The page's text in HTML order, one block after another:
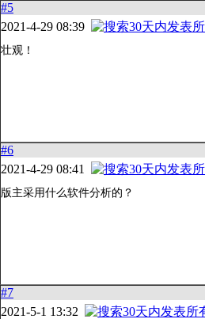
#5
2021-4-29 08:39
壮观！
#6
2021-4-29 08:41
版主采用什么软件分析的？
#7
2021-5-1 13:32